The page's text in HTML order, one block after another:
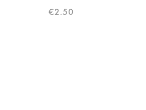
€2.50